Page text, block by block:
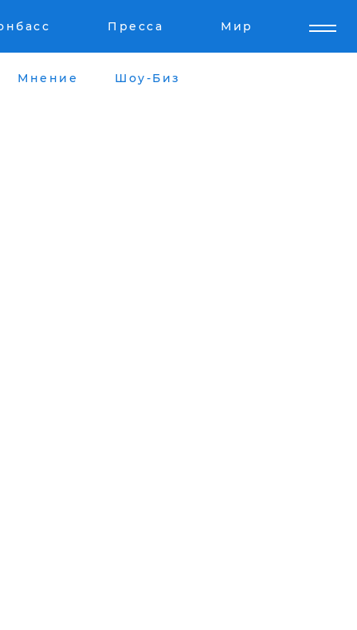
Пресса Мир
Мнение Шоу-Биз